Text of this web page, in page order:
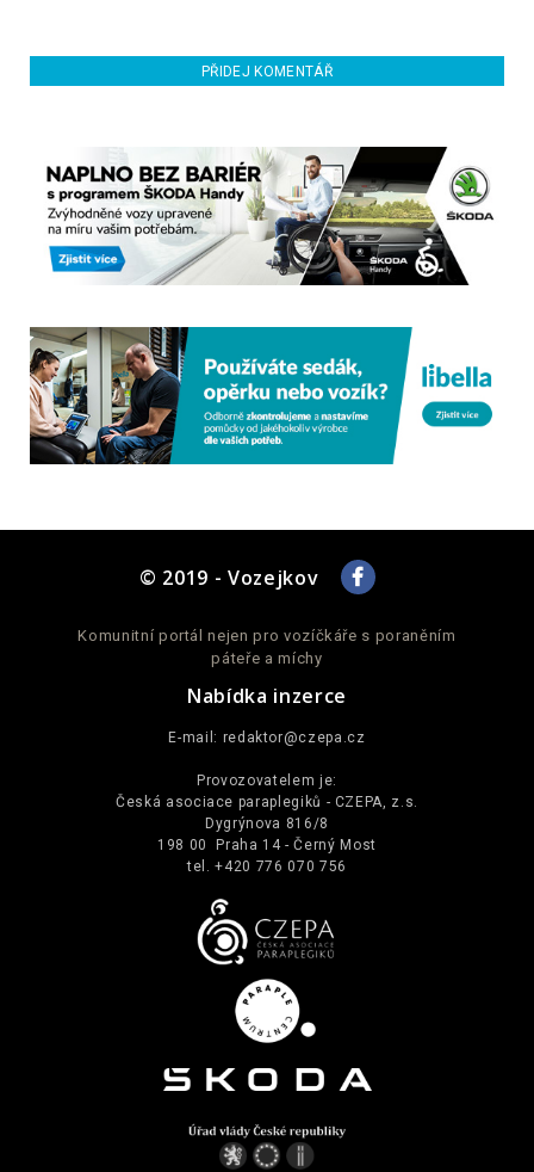
PŘIDEJ KOMENTÁŘ
© 2019 - Vozejkov
Komunitní portál nejen pro vozíčkáře s poraněním
páteře a míchy
Nabídka inzerce
E-mail: redaktor@czepa.cz
Provozovatelem je:
Česká asociace paraplegiků - CZEPA, z.s.
Dygrýnova 816/8
198 00 Praha 14 - Černý Most
tel. +420 776 070 756